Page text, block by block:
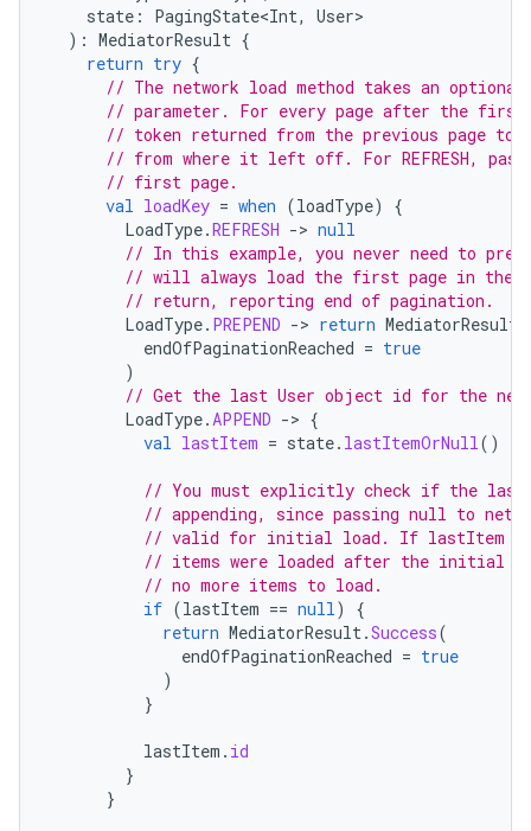
state : PagingState<Int, User
): MediatorResult {
return try {
// The network load method takes an
// parameter. For every page after the
// token returned from the previous page
// from where it left off. For REFRESH,
// first page.
val loadKey = when (loadType)
{
LoadType.REFRESH -> null
// In this example, you never need to
// will always load the first page in the
// return, reporting end of pagination.
LoadType. PREPEND -> return MediatorResult
endOfPaginationReached = true
)
// Get the last User object id for the next
LoadType. APPEND -> {
val lastItem = state. lastItemOrNull ()
// You must explicitly check if the last
// appending, since passing null to
// valid for initial load. If lastItem is
// items were loaded after the initial
// no more items to load.
if (lastItem == null )
{
return MediatorResult .Success(
endOfPaginationReached = true
)
}
lastItem . id
}
}